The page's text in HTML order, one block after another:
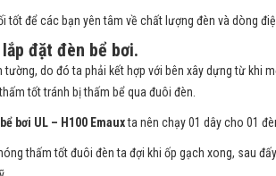
tốt để các bạn yên tâm về chất lượng đèn và dòng
đặt đèn bể bơi.
tường, do đó ta phải kết hợp với bên xây dựng từ khi
tốt tránh bị thấm bể qua đuôi đèn.
bơi UL – H100 Emauxta nên chạy 01 dây cho 01
thấm tốt đuôi đèn ta đợi khi ốp gạch xong, sau